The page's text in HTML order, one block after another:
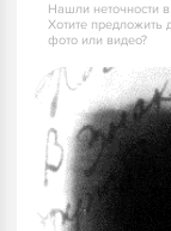
Нашли неточности
Хотите предложить
фото или видео?